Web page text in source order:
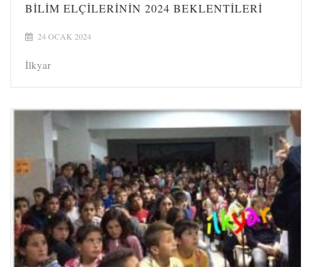
BILIM ELÇILERININ 2024 BEKLENTILERI
24 OCAK 2024
İlkyar